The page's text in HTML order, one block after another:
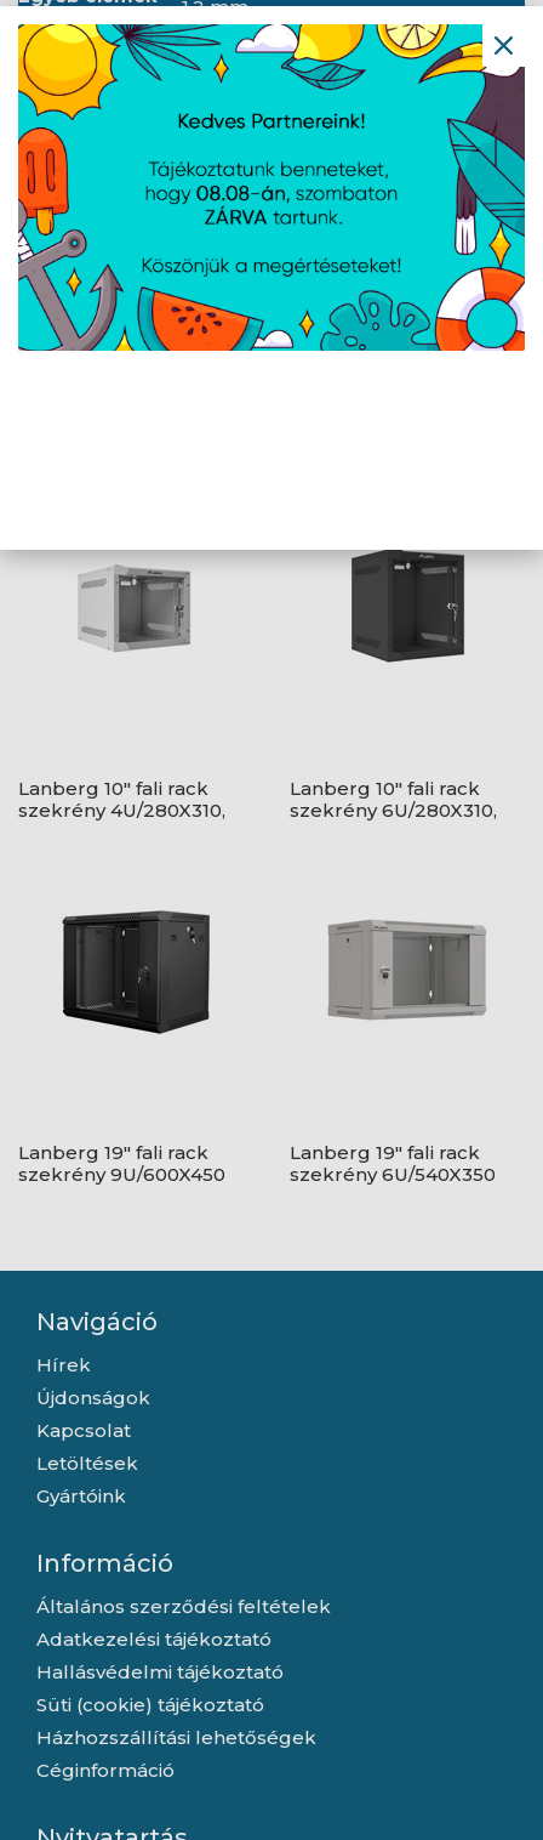
1.2 mm
Mélység
1000 mm
Szélesség
800 mm
Magasság
928 mm
Súly
Standard
ANSI/EIA RS-310-D, DIN 41491/1.
RÉSZ, DIN 41494/7. RÉSZ, ETSI,
IEC297-2:1982
Földelés
részletei
Első ajtó, Hátsó ajtó, Keret
Tartalmazott
tartozékok
Szellőzőpanel (4 ventilátor),
Függőleges kábelkezelő panel x2,
M6-os csavarok, Termosztát, Első
zár, Hátsó zár, Oldalzárak
Lanberg 10" fali rack
szekrény 4U/280X310,
Lanberg 10" fali rack
szekrény 6U/280X310,
Lanberg 19" fali rack
szekrény 9U/600X450
Lanberg 19" fali rack
szekrény 6U/540X350
Navigáció
Hírek
Újdonságok
Kapcsolat
Letöltések
Gyártóink
Információ
Általános szerződési feltételek
Adatkezelési tájékoztató
Hallásvédelmi tájékoztató
Süti (cookie) tájékoztató
Házhozszállítási lehetőségek
Céginformáció